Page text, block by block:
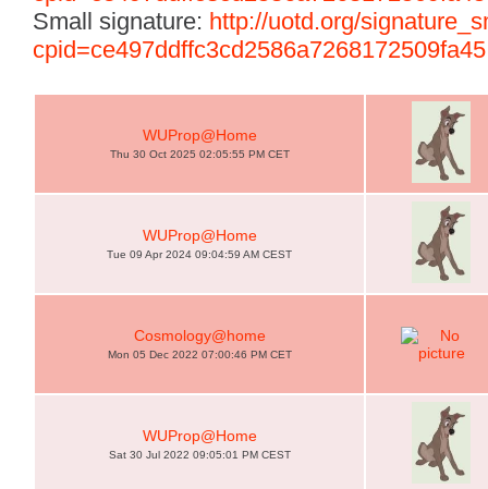
Small signature: http://uotd.org/
cpid=ce497ddffc3cd2586a7268172509fa45
WUProp@Home
Thu 30 Oct 2025 02:05:55 PM CET
WUProp@Home
Tue 09 Apr 2024 09:04:59 AM CEST
Cosmology@home
Mon 05 Dec 2022 07:00:46 PM CET
WUProp@Home
Sat 30 Jul 2022 09:05:01 PM CEST